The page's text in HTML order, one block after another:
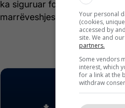
ka siguruar fonde të
marrëveshjes kolektiveYour personal
(cookies,
accessed by
site. We and
partners.
Some vendors
interest, which
for a link at the
withdraw